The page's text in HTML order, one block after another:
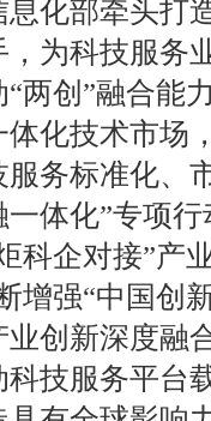
化部牵头打
，为科技服务
创”融合能力
体化技术市场
服务标准化、
一体化”专项
科企对接”产
增强“中国创
创新深度融合
服务平台载